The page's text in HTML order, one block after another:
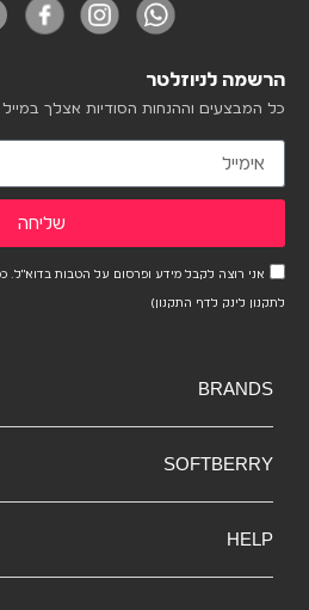
הרשמה לניוזלטר
כל המבצעים וההנחות הסודיות אצלך במייל
אני רוצה לקבל מידע ופרסום על הטבות בדוא"ל.
לתקנון לינק לדף התקנון)
שליחה
BRANDS
SOFTBERRY
HELP